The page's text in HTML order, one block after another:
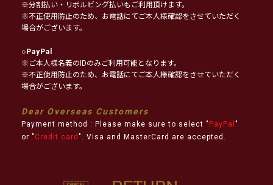
※分割払い・リボルビング払いもご利用頂けます。
※不正使用防止のため、お電話にてご本人様確認をさせていただく
場合がございます。
○PayPal
※ご本人様名義のIDのみご利用可能となります。
※不正使用防止のため、お電話にてご本人様確認をさせていただく
場合がございます。
Dear Overseas Customers
Payment method : Please make sure to select " PayPal "
or " Credit card ". Visa and MasterCard are accepted.